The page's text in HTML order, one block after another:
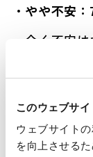
このウェブサ
ウェブサイト
を向上させる
・やや不安：
・全く不安
■約7割
の改善に